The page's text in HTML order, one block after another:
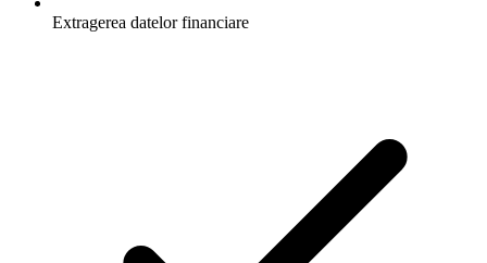
Extragerea datelor financiare